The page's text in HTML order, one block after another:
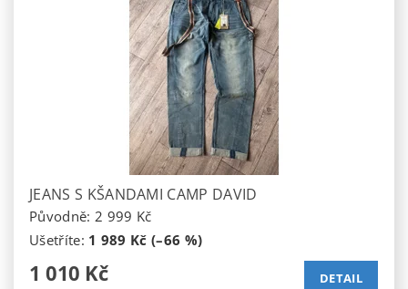
JEANS S KŠANDAMI CAMP DAVID
Původně: 2 999 Kč
Ušetříte: 1 989 Kč (–66 %)
1 010 Kč DETAIL